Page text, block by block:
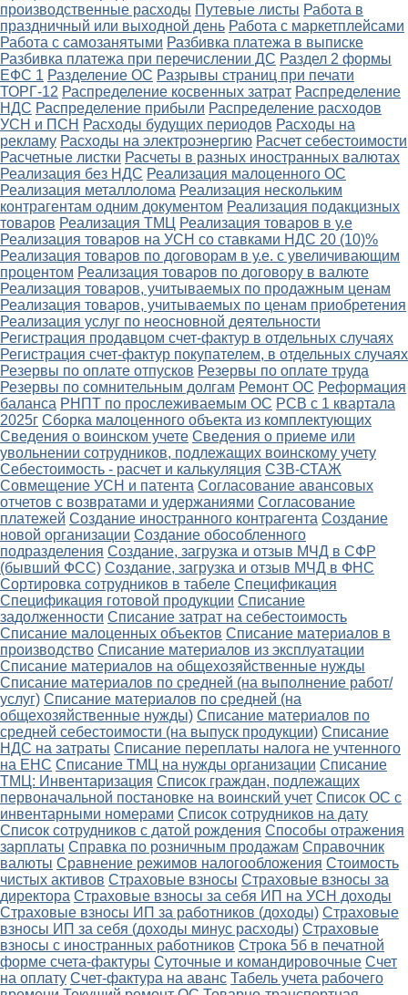
производственные расходы Путевые листы Работа в
праздничный или выходной день Работа с маркетплейсами
Работа с самозанятыми Разбивка платежа в выписке
Разбивка платежа при перечислении ДС Раздел 2 формы
ЕФС 1 Разделение ОС Разрывы страниц при печати
ТОРГ-12 Распределение косвенных затрат Распределение
НДС Распределение прибыли Распределение расходов
УСН и ПСН Расходы будущих периодов Расходы на
рекламу Расходы на электроэнергию Расчет себестоимости
Расчетные листки Расчеты в разных иностранных валютах
Реализация без НДС Реализация малоценного ОС
Реализация металлолома Реализация нескольким
контрагентам одним документом Реализация подакцизных
товаров Реализация ТМЦ Реализация товаров в у.е
Реализация товаров на УСН со ставками НДС 20 (10)%
Реализация товаров по договорам в у.е. с увеличивающим
процентом Реализация товаров по договору в валюте
Реализация товаров, учитываемых по продажным ценам
Реализация товаров, учитываемых по ценам приобретения
Реализация услуг по неосновной деятельности
Регистрация продавцом счет-фактур в отдельных случаях
Регистрация счет-фактур покупателем, в отдельных случаях
Резервы по оплате отпусков Резервы по оплате труда
Резервы по сомнительным долгам Ремонт ОС Реформация
баланса РНПТ по прослеживаемым ОС РСВ с 1 квартала
2025г Сборка малоценного объекта из комплектующих
Сведения о воинском учете Сведения о приеме или
увольнении сотрудников, подлежащих воинскому учету
Себестоимость - расчет и калькуляция СЗВ-СТАЖ
Совмещение УСН и патента Согласование авансовых
отчетов с возвратами и удержаниями Согласование
платежей Создание иностранного контрагента Создание
новой организации Создание обособленного
подразделения Создание, загрузка и отзыв МЧД в СФР
(бывший ФСС) Создание, загрузка и отзыв МЧД в ФНС
Сортировка сотрудников в табеле Спецификация
Спецификация готовой продукции Списание
задолженности Списание затрат на себестоимость
Списание малоценных объектов Списание материалов в
производство Списание материалов из эксплуатации
Списание материалов на общехозяйственные нужды
Списание материалов по средней (на выполнение работ/
услуг) Списание материалов по средней (на
общехозяйственные нужды) Списание материалов по
средней себестоимости (на выпуск продукции) Списание
НДС на затраты Списание переплаты налога не учтенного
на ЕНС Списание ТМЦ на нужды организации Списание
ТМЦ: Инвентаризация Список граждан, подлежащих
первоначальной постановке на воинский учет Список ОС с
инвентарными номерами Список сотрудников на дату
Список сотрудников с датой рождения Способы отражения
зарплаты Справка по розничным продажам Справочник
валюты Сравнение режимов налогообложения Стоимость
чистых активов Страховые взносы Страховые взносы за
директора Страховые взносы за себя ИП на УСН доходы
Страховые взносы ИП за работников (доходы) Страховые
взносы ИП за себя (доходы минус расходы) Страховые
взносы с иностранных работников Строка 5б в печатной
форме счета-фактуры Суточные и командировочные Счет
на оплату Счет-фактура на аванс Табель учета рабочего